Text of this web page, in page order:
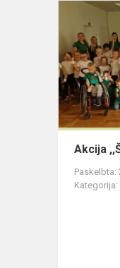
Akcija
Paskelbta:
Kategorija: